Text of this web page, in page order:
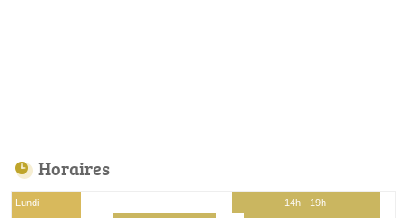
Horaires
Lundi
14h - 19h